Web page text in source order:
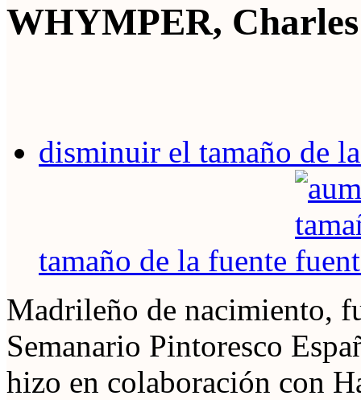
WHYMPER, Charles
disminuir el tamaño de
tamaño de la fuente
Madrileño de nacimiento,
Semanario Pintoresco
hizo en colaboración con